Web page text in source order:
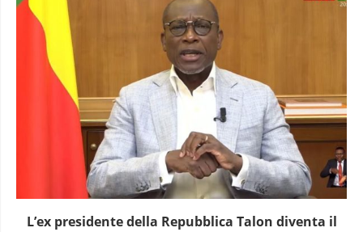
L’ex presidente della Repubblica Talon diventa il